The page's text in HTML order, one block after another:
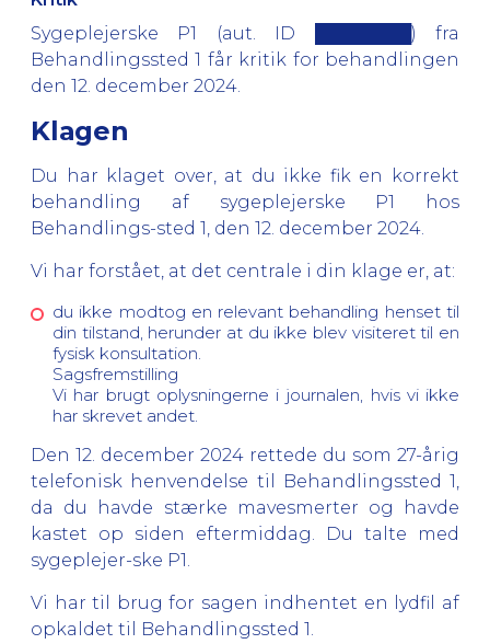
Sygeplejerske P1 (aut. ID ████████) fra
Behandlingssted 1 får kritik for behandlingen
den 12. december 2024.
Klagen
Du har klaget over, at du ikke fik en korrekt
behandling af sygeplejerske P1 hos
Behandlings-sted 1, den 12. december 2024.
Vi har forstået, at det centrale i din klage er, at:
du ikke modtog en relevant behandling henset til
din tilstand, herunder at du ikke blev visiteret til en
fysisk konsultation.
Sagsfremstilling
Vi har brugt oplysningerne i journalen, hvis vi ikke
har skrevet andet.
Den 12. december 2024 rettede du som 27-årig
telefonisk henvendelse til Behandlingssted 1,
da du havde stærke mavesmerter og havde
kastet op siden eftermiddag. Du talte med
sygeplejer-ske P1.
Vi har til brug for sagen indhentet en lydfil af
opkaldet til Behandlingssted 1.